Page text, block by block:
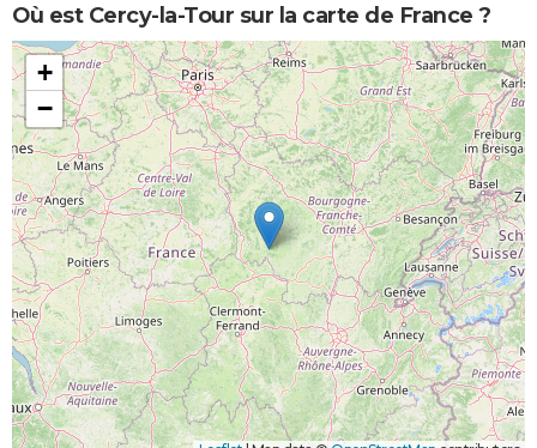
Où est Cercy-la-Tour sur la carte de France ?
+
−